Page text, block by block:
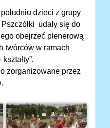
dzieci z grupy
udały się do
obejrzeć plenerową
twórców w ramach
zorganizowane przez